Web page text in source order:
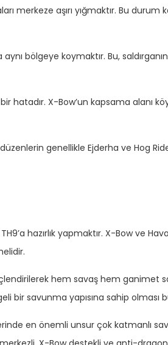
merkeze aşırı yığmaktır. Bu durum
bölgeye koymaktır. Bu,
hatadır. X-Bow’un kapsama alanı
genellikle Ejderha ve Hog
hazırlık yapmaktır. X-Bow ve
hem savaş hem ganimet
bir savunma yapısına sahip olması
en önemli unsur çok katmanlı